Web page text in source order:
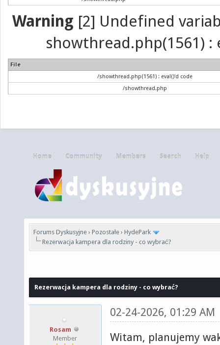
Warning [2] Undefined
showthread.php(1561) :
File
/showthread.php(1561) : eval()'d code
/showthread.php
Home Community Members Search Help
Forums Dyskusyjne › Pozostałe › HydePark
Rezerwacja kampera dla rodziny - co wybrać?
Rezerwacja kampera dla rodziny - co wybrać?
Rosam
Member
02-24-2026, 01:29 AM
Witam, planujemy